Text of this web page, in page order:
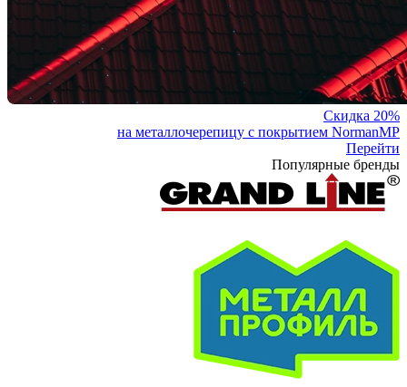
Скидка 20%
на металлочерепицу с покрытием NormanMP
Перейти
Популярные бренды